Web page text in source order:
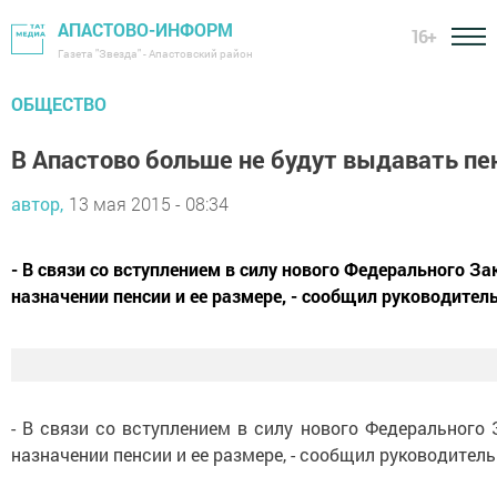
АПАСТОВО-ИНФОРМ
Газета "Звезда" - Апастовский район
16+
ОБЩЕСТВО
В Апастово больше не будут выдавать
автор, 13 мая 2015 - 08:34
- В связи со вступлением в силу нового Федерального
назначении пенсии и ее размере, - сообщил
- В связи со вступлением в силу нового
назначении пенсии и ее размере, - сообщил